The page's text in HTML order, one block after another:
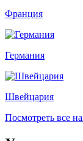
Франция
Германия
Швейцария
Посмотреть все